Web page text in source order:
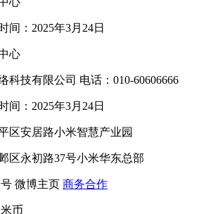
间：2025年3月24日
心
科技有限公司 电话：010-60606666
间：2025年3月24日
区安居路小米智慧产业园
区永初路37号小米华东总部
微博主页 商务合作
米币